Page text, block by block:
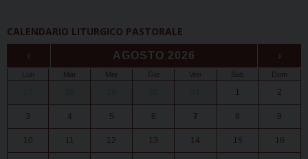
CALENDARIO LITURGICO PASTORALE
‹ AGOSTO 2026 ›
Lun Mar Mer Gio Ven Sab Dom
1 2
3 4 5 6 7 8 9
10 11 12 13 14 15 16